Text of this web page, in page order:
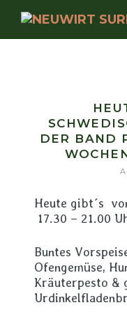
DER BAND
Heute gibt´s
17.30 – 21.00
Buntes
Ofengemüse,
Kräuterpesto &